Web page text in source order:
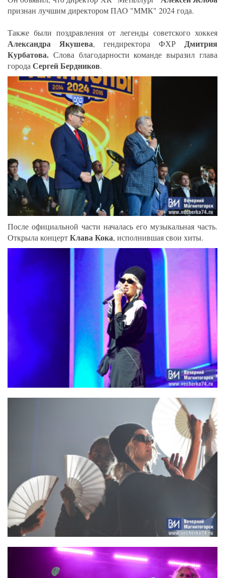
признан лучшим директором ПАО "ММК" 2024 года.
Также были поздравления от легенды советского хоккея
Александра Якушева, гендиректора ФХР Дмитрия
Курбатова. Слова благодарности команде выразил глава
города Сергей Бердников.
После официальной части началась его музыкальная часть.
Открыла концертКлава Кока, исполнившая свои хиты.